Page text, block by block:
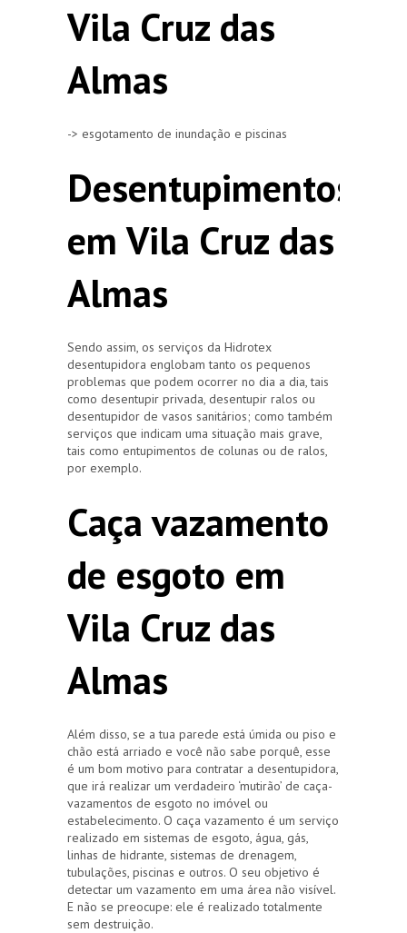
Vila Cruz das
Almas
-> esgotamento de inundação e piscinas
Desentupimentos
em Vila Cruz das
Almas
Sendo assim, os serviços da Hidrotex
desentupidora englobam tanto os pequenos
problemas que podem ocorrer no dia a dia, tais
como desentupir privada, desentupir ralos ou
desentupidor de vasos sanitários; como também
serviços que indicam uma situação mais grave,
tais como entupimentos de colunas ou de ralos,
por exemplo.
Caça vazamento
de esgoto em
Vila Cruz das
Almas
Além disso, se a tua parede está úmida ou piso e
chão está arriado e você não sabe porquê, esse
é um bom motivo para contratar a desentupidora,
que irá realizar um verdadeiro ‘mutirão’ de caça-
vazamentos de esgoto no imóvel ou
estabelecimento. O caça vazamento é um serviço
realizado em sistemas de esgoto, água, gás,
linhas de hidrante, sistemas de drenagem,
tubulações, piscinas e outros. O seu objetivo é
detectar um vazamento em uma área não visível.
E não se preocupe: ele é realizado totalmente
sem destruição.